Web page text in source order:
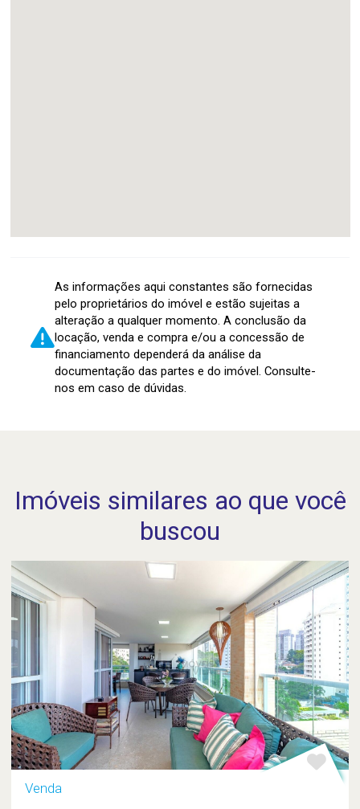
As informações aqui constantes são fornecidas
pelo proprietários do imóvel e estão sujeitas a
alteração a qualquer momento. A conclusão da
locação, venda e compra e/ou a concessão de
financiamento dependerá da análise da
documentação das partes e do imóvel. Consulte-
nos em caso de dúvidas.
Imóveis similares ao que você
buscou
Venda